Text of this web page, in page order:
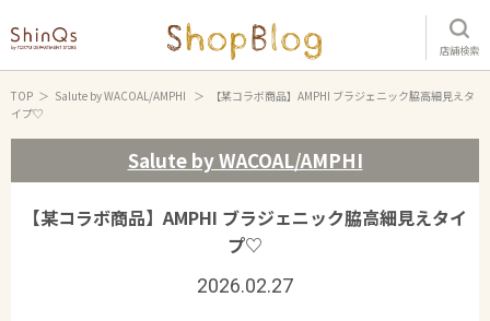
店舗検索
TOP Salute by WACOAL/AMPHI
【某コラボ商品】AMPHI ブラジェニック脇高細見えタ
イプ♡
Salute by WACOAL/AMPHI
【某コラボ商品】AMPHI ブラジェニック脇高細見えタイ
プ♡
2026.02.27